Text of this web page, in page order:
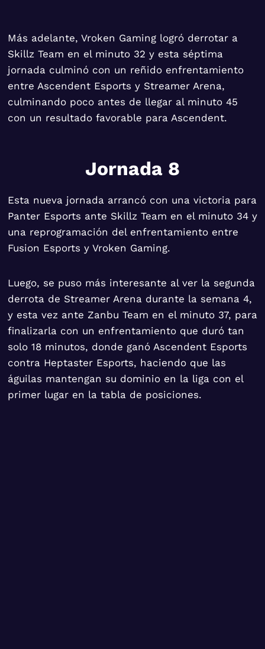
Más adelante, Vroken Gaming logró derrotar a
Skillz Team en el minuto 32 y esta séptima
jornada culminó con un reñido enfrentamiento
entre Ascendent Esports y Streamer Arena,
culminando poco antes de llegar al minuto 45
con un resultado favorable para Ascendent.
Jornada 8
Esta nueva jornada arrancó con una victoria para
Panter Esports ante Skillz Team en el minuto 34 y
una reprogramación del enfrentamiento entre
Fusion Esports y Vroken Gaming.
Luego, se puso más interesante al ver la segunda
derrota de Streamer Arena durante la semana 4,
y esta vez ante Zanbu Team en el minuto 37, para
finalizarla con un enfrentamiento que duró tan
solo 18 minutos, donde ganó Ascendent Esports
contra Heptaster Esports, haciendo que las
águilas mantengan su dominio en la liga con el
primer lugar en la tabla de posiciones.